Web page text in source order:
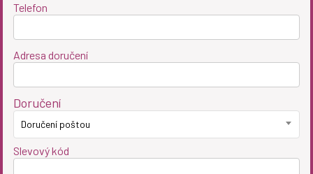
Telefon
Adresa doručení
Doručení
Doručení poštou
Slevový kód